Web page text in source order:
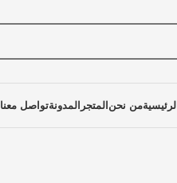
الرئيسيةمن نحن المتجر المدونةتواصل معنا